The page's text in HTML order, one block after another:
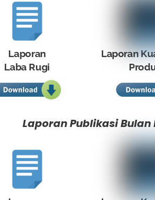
Laporan
Laba Rugi
Laporan
Laporan Publikasi